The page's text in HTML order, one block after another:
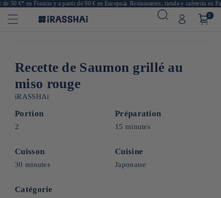
€* en Francia y a partir de 90 € en Europa🍙 Restaurantes, tienda y cafetería en París
0
Recette de Saumon grillé au
miso rouge
iRASSHAi
Portion
2
Préparation
15 minutes
Cuisson
30 minutes
Cuisine
Japonaise
Catégorie